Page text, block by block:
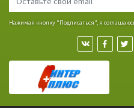
Нажимая кнопку "Подписаться", я